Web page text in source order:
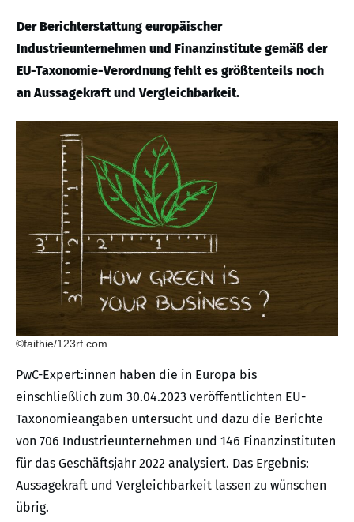
Der Berichterstattung europäischer
Industrieunternehmen und Finanzinstitute gemäß der
EU-Taxonomie-Verordnung fehlt es größtenteils noch
an Aussagekraft und Vergleichbarkeit.
©faithie/123rf.com
PwC-Expert:innen haben die in Europa bis
einschließlich zum 30.04.2023 veröffentlichten EU-
Taxonomieangaben untersucht und dazu die Berichte
von 706 Industrieunternehmen und 146 Finanzinstituten
für das Geschäftsjahr 2022 analysiert. Das Ergebnis:
Aussagekraft und Vergleichbarkeit lassen zu wünschen
übrig.